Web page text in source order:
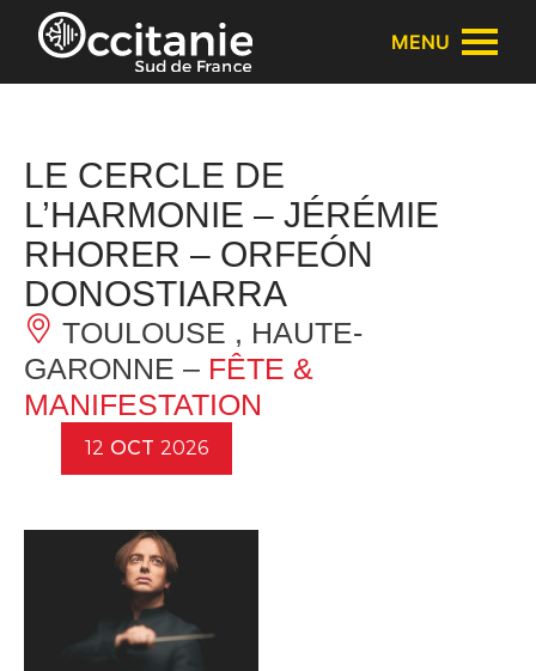
Panneau de gestion des cookies
MENU
LE CERCLE DE
L’HARMONIE – JÉRÉMIE
RHORER – ORFEÓN
DONOSTIARRA
TOULOUSE , HAUTE-
GARONNE – FÊTE &
MANIFESTATION
12 OCT 2026